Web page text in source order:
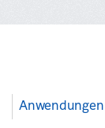
Anwendungen